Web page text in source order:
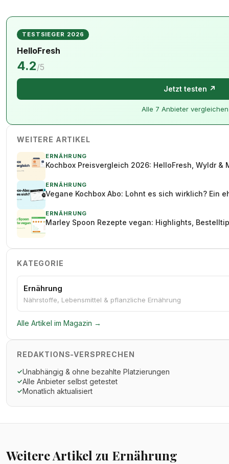
TESTSIEGER 2026
HelloFresh
4.2/5
Jetzt testen ↗
Alle 7 Anbieter
WEITERE ARTIKEL
ERNÄHRUNG
Kochbox Preisvergleich 2026: HelloFresh, Wyldr &
ERNÄHRUNG
Vegane Kochbox Abo: Lohnt es sich wirklich? Ein
ERNÄHRUNG
Marley Spoon Rezepte vegan: Highlights,
KATEGORIE
Ernährung
Nährstoffe, Lebensmittel & pflanzliche Ernährung
Alle Artikel im Magazin →
REDAKTIONS-VERSPRECHEN
✓Unabhängig & ohne bezahlte Platzierungen
✓Alle Anbieter selbst getestet
✓Monatlich aktualisiert
Weitere Artikel zu Ernährung